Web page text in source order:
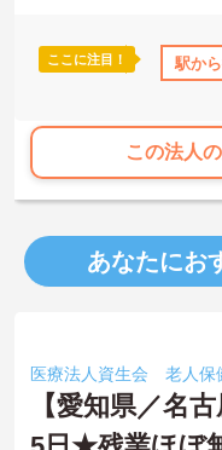
育児補助 年間休日110
＜＜ICT導入が進む効率的
＞スマホ記録や睡眠測定
ここに注目！ 駅か
この法人
あなたにお
医療法人資生会 老人保
【愛知県／名